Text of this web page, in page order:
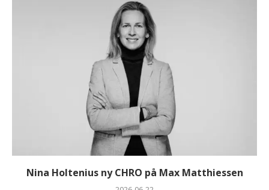
Nina Holtenius ny CHRO på Max Matthiessen